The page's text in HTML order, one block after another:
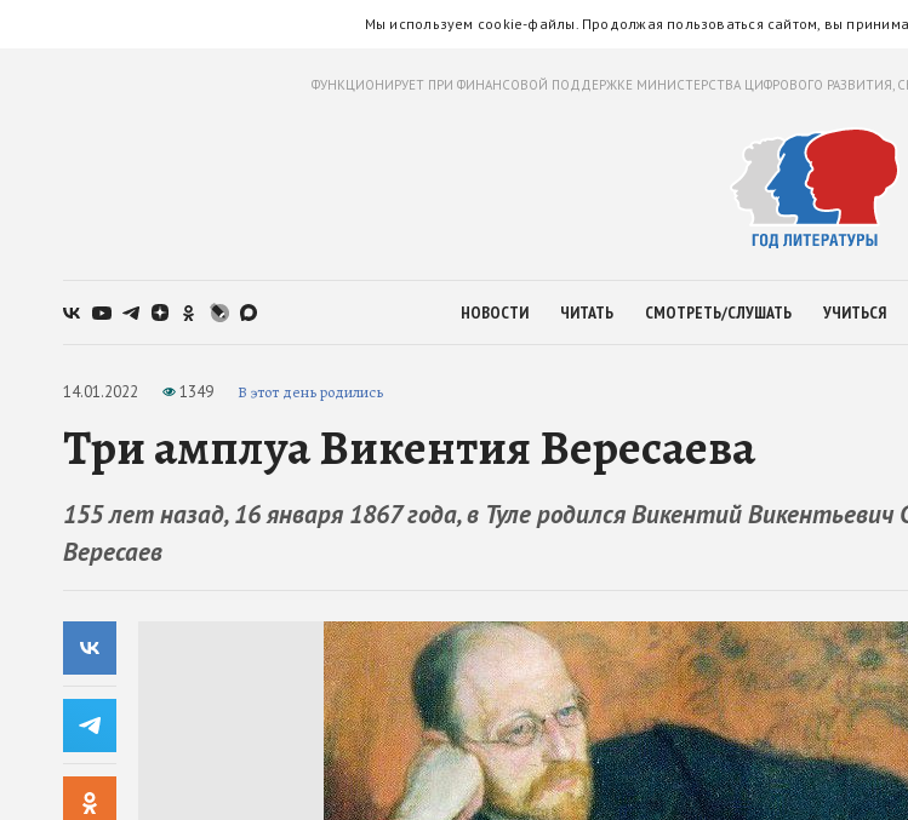
Мы используем cookie-файлы. Продолжая пользоваться сайтом, вы
ФУНКЦИОНИРУЕТ ПРИ ФИНАНСОВОЙ ПОДДЕРЖКЕ МИНИСТЕРСТВА ЦИФРОВОГО
НОВОСТИ ЧИТАТЬ СМОТРЕТЬ/СЛУШАТЬ УЧИТЬСЯ
14.01.2022 1349 В этот день родились
Три амплуа Викентия Вересаева
155 лет назад, 16 января 1867 года, в Туле родился Викентий
Вересаев